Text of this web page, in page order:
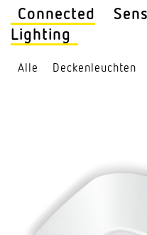
Connected
Lighting
Alle Decken­leuchten